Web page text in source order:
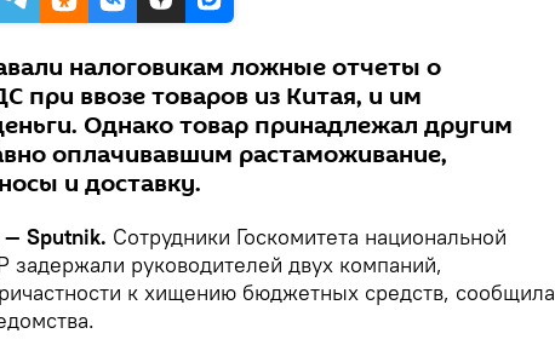
налоговикам ложные отчеты о
при ввозе товаров из Китая, и им
Однако товар принадлежал другим
оплачивавшим растаможивание,
и доставку.
Sputnik. Сотрудники Госкомитета национальной
задержали руководителей двух компаний,
к хищению бюджетных средств, сообщила